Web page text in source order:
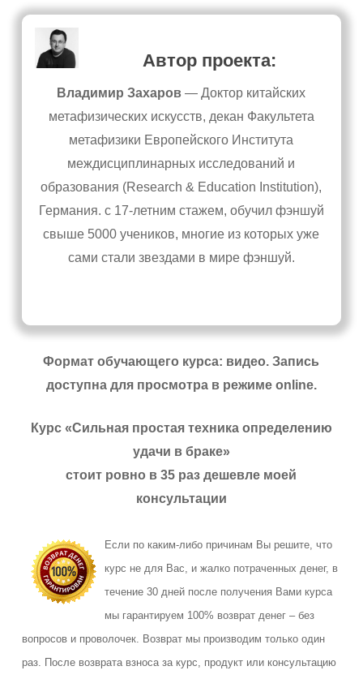
Автор проекта:
Владимир Захаров — Доктор китайских
метафизических искусств, декан Факультета
метафизики Европейского Института
междисциплинарных исследований и
образования (Research & Education Institution),
Германия. с 17-летним стажем, обучил фэншуй
свыше 5000 учеников, многие из которых уже
сами стали звездами в мире фэншуй.
Формат обучающего курса: видео. Запись
доступна для просмотра в режиме online.
Курс «Сильная простая техника определению
удачи в браке»
стоит ровно в 35 раз дешевле моей
консультации
Если по каким-либо причинам Вы решите, что
курс не для Вас, и жалко потраченных денег, в
течение 30 дней после получения Вами курса
мы гарантируем 100% возврат денег – без
вопросов и проволочек. Возврат мы производим только один
раз. После возврата взноса за курс, продукт или консультацию